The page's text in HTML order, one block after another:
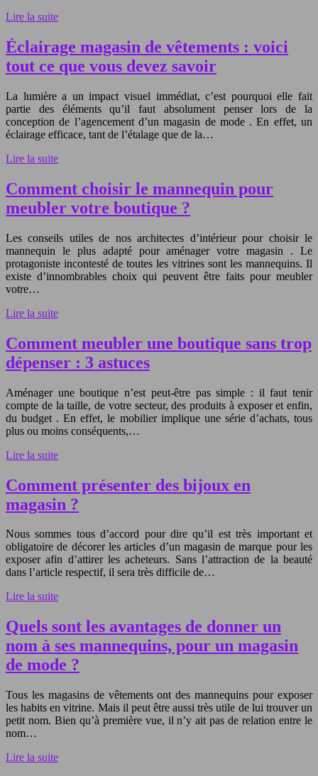
Lire la suite
Éclairage magasin de vêtements : voici
tout ce que vous devez savoir
La lumière a un impact visuel immédiat, c’est pourquoi elle fait
partie des éléments qu’il faut absolument penser lors de la
conception de l’agencement d’un magasin de mode . En effet, un
éclairage efficace, tant de l’étalage que de la…
Lire la suite
Comment choisir le mannequin pour
meubler votre boutique ?
Les conseils utiles de nos architectes d’intérieur pour choisir le
mannequin le plus adapté pour aménager votre magasin . Le
protagoniste incontesté de toutes les vitrines sont les mannequins. Il
existe d’innombrables choix qui peuvent être faits pour meubler
votre…
Lire la suite
Comment meubler une boutique sans trop
dépenser : 3 astuces
Aménager une boutique n’est peut-être pas simple : il faut tenir
compte de la taille, de votre secteur, des produits à exposer et enfin,
du budget . En effet, le mobilier implique une série d’achats, tous
plus ou moins conséquents,…
Lire la suite
Comment présenter des bijoux en
magasin ?
Nous sommes tous d’accord pour dire qu’il est très important et
obligatoire de décorer les articles d’un magasin de marque pour les
exposer afin d’attirer les acheteurs. Sans l’attraction de la beauté
dans l’article respectif, il sera très difficile de…
Lire la suite
Quels sont les avantages de donner un
nom à ses mannequins, pour un magasin
de mode ?
Tous les magasins de vêtements ont des mannequins pour exposer
les habits en vitrine. Mais il peut être aussi très utile de lui trouver un
petit nom. Bien qu’à première vue, il n’y ait pas de relation entre le
nom…
Lire la suite